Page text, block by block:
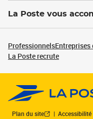
La Poste vous
Professionnels
La Poste recrute
Plan du site